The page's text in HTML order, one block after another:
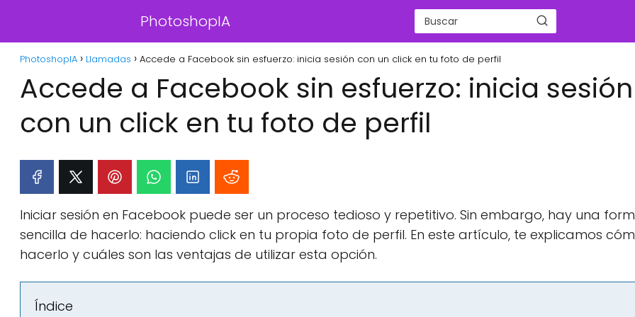
PhotoshopIA
PhotoshopIA Llamadas Accede a Facebook sin esfuerzo: inicia sesión con un click en tu foto de perfil
Accede a Facebook sin esfuerzo: inicia sesión
con un click en tu foto de perfil
Iniciar sesión en Facebook puede ser un proceso tedioso y repetitivo. Sin embargo, hay una
sencilla de hacerlo: haciendo click en tu propia foto de perfil. En este artículo, te explicamos
hacerlo y cuáles son las ventajas de utilizar esta opción.
Índice